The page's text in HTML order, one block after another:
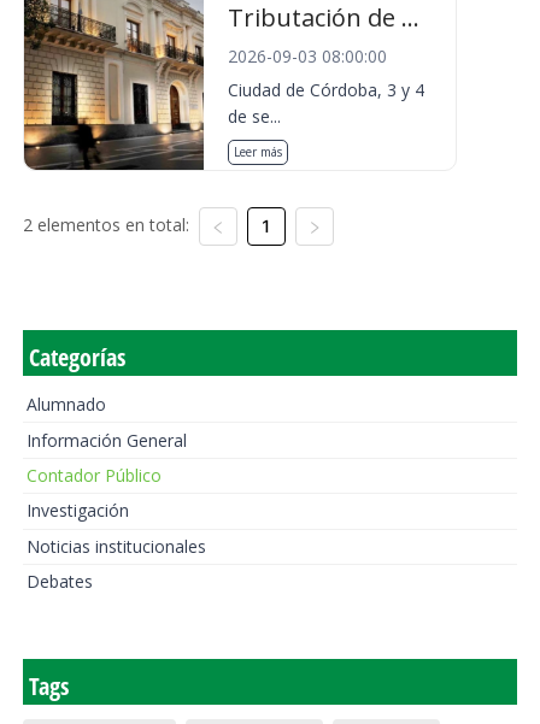
Tributación de ...
2026-09-03 08:00:00
Ciudad de Córdoba, 3 y 4
de se...
Leer más
2 elementos en total: 1
Categorías
Alumnado
Información General
Contador Público
Investigación
Noticias institucionales
Debates
Tags